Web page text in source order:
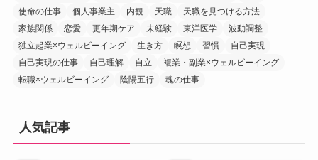
使命の仕事
個人事業主 内観 天職
天職を見つける方法
家族関係
恋愛 更年期ケア 未経験 東洋医学
波動調整
独立起業×ウェルビーイング
生き方 瞑想 習慣
自己実現
自己実現の仕事
自己理解 自立
複業・副業×ウェルビーイング
転職×ウェルビーイング
陰陽五行 魂の仕事
人気記事